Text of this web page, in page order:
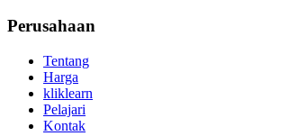
Perusahaan
Tentang
Harga
kliklearn
Pelajari
Kontak